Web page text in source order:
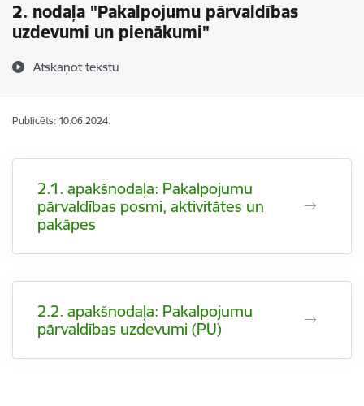
2. nodaļa "Pakalpojumu pārvaldības
uzdevumi un pienākumi"
Atskaņot tekstu
Publicēts: 10.06.2024.
2.1. apakšnodaļa: Pakalpojumu
pārvaldības posmi, aktivitātes un
pakāpes
2.2. apakšnodaļa: Pakalpojumu
pārvaldības uzdevumi (PU)